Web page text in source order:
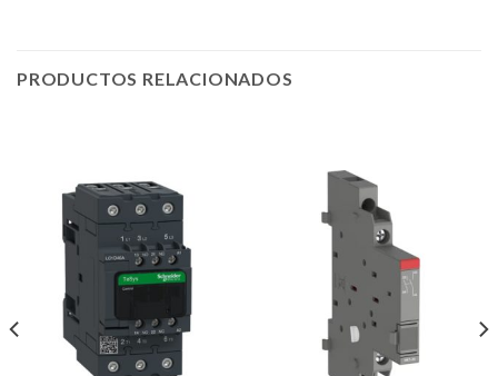
PRODUCTOS RELACIONADOS